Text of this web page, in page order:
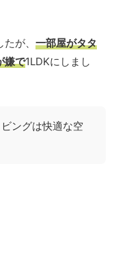
が、 一部屋がタタ
嫌で1LDKにしまし
ングは快適な空